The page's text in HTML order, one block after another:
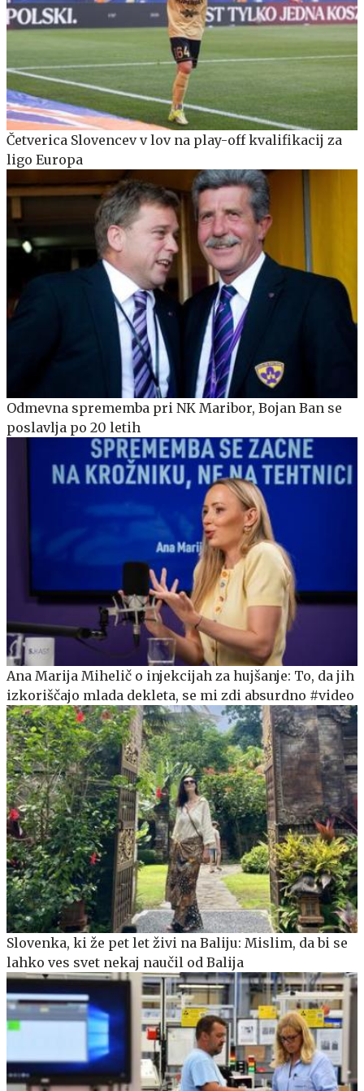
Četverica Slovencev v lov na play-off kvalifikacij za
ligo Europa
Odmevna sprememba pri NK Maribor, Bojan Ban se
poslavlja po 20 letih
Ana Marija Mihelič o injekcijah za hujšanje: To, da jih
izkoriščajo mlada dekleta, se mi zdi absurdno #video
Slovenka, ki že pet let živi na Baliju: Mislim, da bi se
lahko ves svet nekaj naučil od Balija